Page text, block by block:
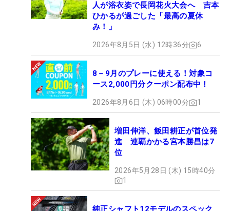
人が浴衣姿で長岡花火大会へ 吉本
ひかるが過ごした「最高の夏休
み！」
2026年8月5日 (水) 12時36分 6
8－9月のプレーに使える！対象コ
ース2,000円分クーポン配布中！
2026年8月6日 (木) 06時00分 1
増田伸洋、飯田耕正が首位発
進 連覇かかる宮本勝昌は7
位
2026年5月28日 (木) 15時40分
1
純正シャフト12モデルのスペック